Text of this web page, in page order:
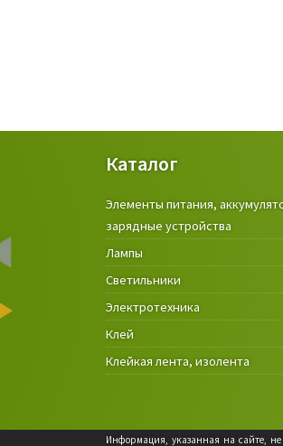
Каталог
Элементы питания,
зарядные устройства
Лампы
Светильники
Электротехника
Клей
Клейкая лента, изолента
Информация, указанная на сайте, не